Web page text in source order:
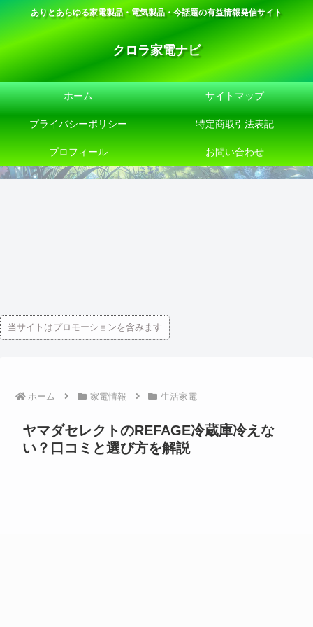
ありとあらゆる家電製品・電気製品・今話題の有益情報発信サイト
クロラ家電ナビ
ホーム サイトマップ
プライバシーポリシー 特定商取引法表記
プロフィール お問い合わせ
当サイトはプロモーションを含みます
ホーム 家電情報 生活家電
ヤマダセレクトのREFAGE冷蔵庫冷えな
い？口コミと選び方を解説